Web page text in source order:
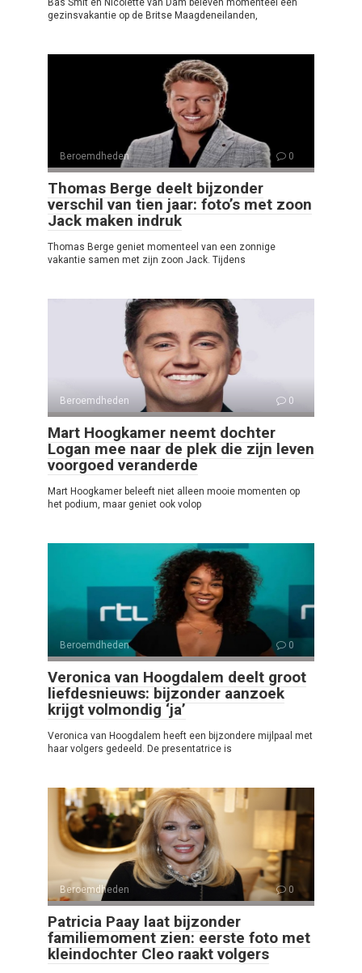
Bas Smit en Nicolette van Dam beleven momenteel een
gezinsvakantie op de Britse Maagdeneilanden,
Beroemdheden 0
Thomas Berge deelt bijzonder
verschil van tien jaar: foto’s met zoon
Jack maken indruk
Thomas Berge geniet momenteel van een zonnige
vakantie samen met zijn zoon Jack. Tijdens
Beroemdheden 0
Mart Hoogkamer neemt dochter
Logan mee naar de plek die zijn leven
voorgoed veranderde
Mart Hoogkamer beleeft niet alleen mooie momenten op
het podium, maar geniet ook volop
Beroemdheden 0
Veronica van Hoogdalem deelt groot
liefdesnieuws: bijzonder aanzoek
krijgt volmondig ‘ja’
Veronica van Hoogdalem heeft een bijzondere mijlpaal met
haar volgers gedeeld. De presentatrice is
Beroemdheden 0
Patricia Paay laat bijzonder
familiemoment zien: eerste foto met
kleindochter Cleo raakt volgers